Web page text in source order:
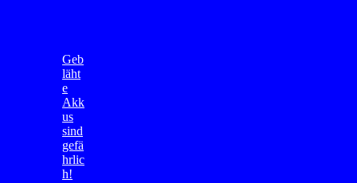
Geb
läht
e
Akk
us
sind
gefä
hrlic
h!